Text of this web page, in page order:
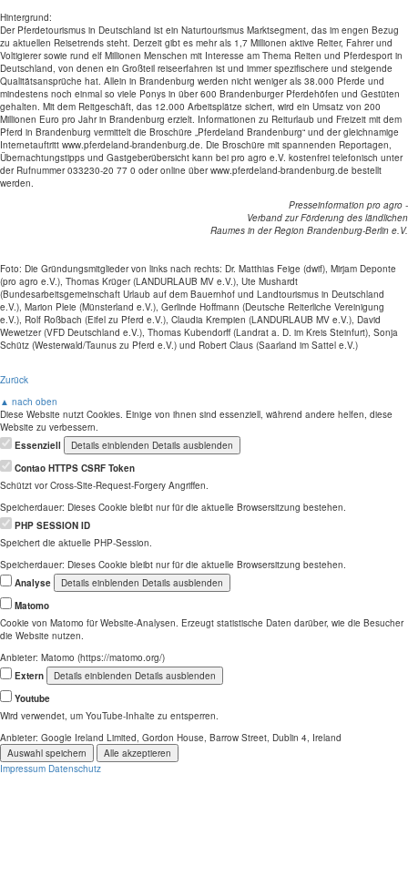
Hintergrund:
Der Pferdetourismus in Deutschland ist ein Naturtourismus Marktsegment, das im engen Bezug
zu aktuellen Reisetrends steht. Derzeit gibt es mehr als 1,7 Millionen aktive Reiter, Fahrer und
Voltigierer sowie rund elf Millionen Menschen mit Interesse am Thema Reiten und Pferdesport in
Deutschland, von denen ein Großteil reiseerfahren ist und immer spezifischere und steigende
Qualitätsansprüche hat. Allein in Brandenburg werden nicht weniger als 38.000 Pferde und
mindestens noch einmal so viele Ponys in über 600 Brandenburger Pferdehöfen und Gestüten
gehalten. Mit dem Reitgeschäft, das 12.000 Arbeitsplätze sichert, wird ein Umsatz von 200
Millionen Euro pro Jahr in Brandenburg erzielt. Informationen zu Reiturlaub und Freizeit mit dem
Pferd in Brandenburg vermittelt die Broschüre „Pferdeland Brandenburg“ und der gleichnamige
Internetauftritt www.pferdeland-brandenburg.de. Die Broschüre mit spannenden Reportagen,
Übernachtungstipps und Gastgeberübersicht kann bei pro agro e.V. kostenfrei telefonisch unter
der Rufnummer 033230-20 77 0 oder online über www.pferdeland-brandenburg.de bestellt
werden.
Presseinformation pro agro -
Verband zur Förderung des ländlichen
Raumes in der Region Brandenburg-Berlin e.V.
Foto: Die Gründungsmitglieder von links nach rechts: Dr. Matthias Feige (dwif), Mirjam Deponte
(pro agro e.V.), Thomas Krüger (LANDURLAUB MV e.V.), Ute Mushardt
(Bundesarbeitsgemeinschaft Urlaub auf dem Bauernhof und Landtourismus in Deutschland
e.V.), Marion Pleie (Münsterland e.V.), Gerlinde Hoffmann (Deutsche Reiterliche Vereinigung
e.V.), Rolf Roßbach (Eifel zu Pferd e.V.), Claudia Krempien (LANDURLAUB MV e.V.), David
Wewetzer (VFD Deutschland e.V.), Thomas Kubendorff (Landrat a. D. im Kreis Steinfurt), Sonja
Schütz (Westerwald/Taunus zu Pferd e.V.) und Robert Claus (Saarland im Sattel e.V.)
Zurück
▲ nach oben
Diese Website nutzt Cookies. Einige von ihnen sind essenziell, während andere helfen, diese
Website zu verbessern.
Essenziell
Details einblenden Details ausblenden
Contao HTTPS CSRF Token
Schützt vor Cross-Site-Request-Forgery Angriffen.
Speicherdauer: Dieses Cookie bleibt nur für die aktuelle Browsersitzung bestehen.
PHP SESSION ID
Speichert die aktuelle PHP-Session.
Speicherdauer: Dieses Cookie bleibt nur für die aktuelle Browsersitzung bestehen.
Analyse
Details einblenden Details ausblenden
Matomo
Cookie von Matomo für Website-Analysen. Erzeugt statistische Daten darüber, wie die Besucher
die Website nutzen.
Anbieter: Matomo (https://matomo.org/)
Extern
Details einblenden Details ausblenden
Youtube
Wird verwendet, um YouTube-Inhalte zu entsperren.
Anbieter: Google Ireland Limited, Gordon House, Barrow Street, Dublin 4, Ireland
Auswahl speichern
Alle akzeptieren
Impressum Datenschutz